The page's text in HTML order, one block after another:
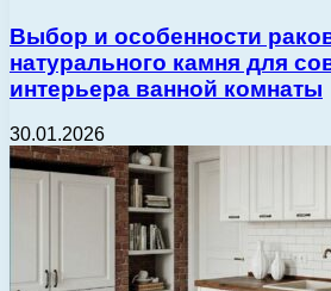
Выбор и особенности
натурального камня для
интерьера ванной комнаты
30.01.2026